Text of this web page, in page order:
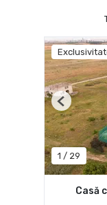
1 / 29
Previous
Casă